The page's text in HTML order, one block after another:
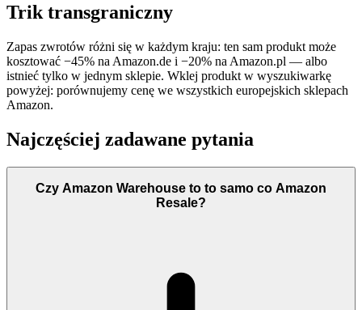
Trik transgraniczny
Zapas zwrotów różni się w każdym kraju: ten sam produkt może
kosztować −45% na Amazon.de i −20% na Amazon.pl — albo
istnieć tylko w jednym sklepie. Wklej produkt w wyszukiwarkę
powyżej: porównujemy cenę we wszystkich europejskich sklepach
Amazon.
Najczęściej zadawane pytania
Czy Amazon Warehouse to to samo co Amazon
Resale?